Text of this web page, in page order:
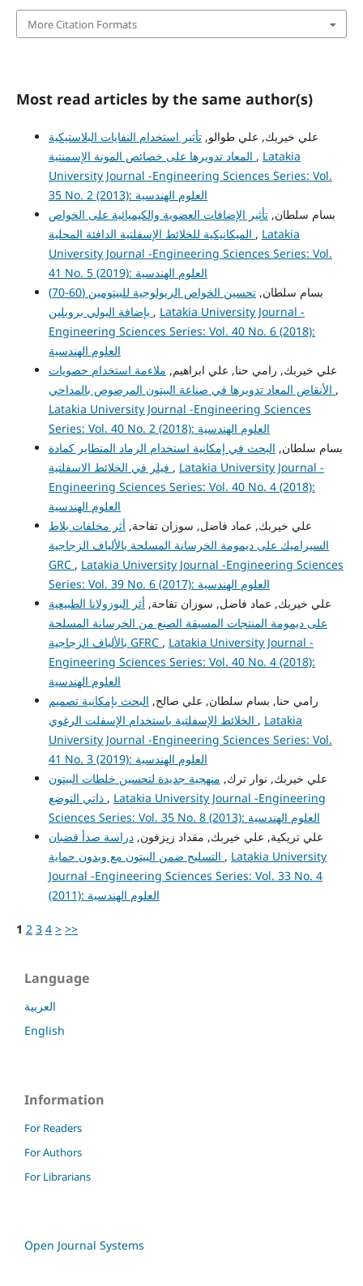
More Citation Formats
Most read articles by the same author(s)
علي خيربك, علي طوالو,تأثير استخدام النفايات البلاستيكية
, Latakia
University Journal -Engineering Sciences Series: Vol.
35 No. 2 (2013): العلوم الهندسية
بسام سلطان,تأثير الإضافات العضوية والكيميائية على الخواص
, Latakia
University Journal -Engineering Sciences Series: Vol.
41 No. 5 (2019): العلوم الهندسية
بسام سلطان,
تحسين الخواص الريولوجية للبيتومين (60-70)
, Latakia University Journal -
Engineering Sciences Series: Vol. 40 No. 6 (2018):
العلوم الهندسية
علي خيربك, رامي حنا, علي ابراهيم, ملاءمة استخدام حصويات
,
Latakia University Journal -Engineering Sciences
Series: Vol. 40 No. 2 (2018): العلوم الهندسية
بسام سلطان, البحث في إمكانية استخدام الرماد المتطاير كمادة
, Latakia University Journal -
Engineering Sciences Series: Vol. 40 No. 4 (2018):
العلوم الهندسية
علي خيربك, عماد فاضل, سوزان تفاحة, أثر مخلفات بلاط
السيراميك على ديمومة الخرسانة المسلحة بالألياف الزجاجية
GRC , Latakia University Journal -Engineering Sciences
Series: Vol. 39 No. 6 (2017): العلوم الهندسية
علي خيربك, عماد فاضل, سوزان تفاحة, أثر البوزولانا الطبيعية
على ديمومة المنتجات المسبقة الصنع من الخرسانة المسلحة
بالألياف الزجاجية GFRC , Latakia University Journal -
Engineering Sciences Series: Vol. 40 No. 4 (2018):
العلوم الهندسية
رامي حنا, بسام سلطان, علي صالح, البحث بإمكانية تصميم
, Latakia
University Journal -Engineering Sciences Series: Vol.
41 No. 3 (2019): العلوم الهندسية
علي خيربك, نوار ترك, منهجية جديدة لتحسين خلطات البيتون
ذاتي التوضع , Latakia University Journal -Engineering
Sciences Series: Vol. 35 No. 8 (2013): العلوم الهندسية
علي تريكية, علي خيربك, مقداد زيزفون,دراسة صدأ قضبان
, Latakia University
Journal -Engineering Sciences Series: Vol. 33 No. 4
(2011): العلوم الهندسية
1 2 3 4 > >>
Language
العربية
English
Information
For Readers
For Authors
For Librarians
Open Journal Systems